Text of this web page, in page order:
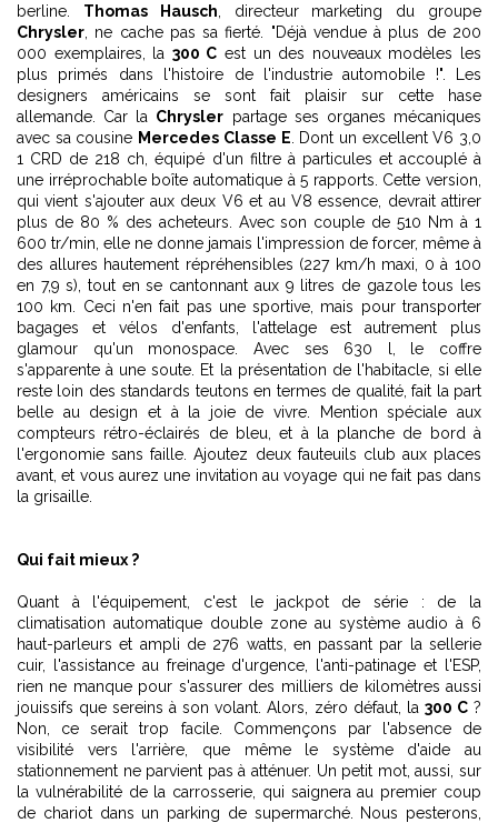
berline. Thomas Hausch , directeur marketing du groupe
Chrysler , ne cache pas sa fierté. "Déjà vendue à plus de 200
000 exemplaires, la 300 C est un des nouveaux modèles les
plus primés dans l'histoire de l'industrie automobile !". Les
designers américains se sont fait plaisir sur cette hase
allemande. Car la Chrysler partage ses organes mécaniques
avec sa cousine Mercedes Classe E . Dont un excellent V6 3,0
1 CRD de 218 ch, équipé d'un filtre à particules et accouplé à
une irréprochable boîte automatique à 5 rapports. Cette version,
qui vient s'ajouter aux deux V6 et au V8 essence, devrait attirer
plus de 80 % des acheteurs. Avec son couple de 510 Nm à 1
600 tr/min, elle ne donne jamais l'impression de forcer, même à
des allures hautement répréhensibles (227 km/h maxi, 0 à 100
en 7,9 s), tout en se cantonnant aux 9 litres de gazole tous les
100 km. Ceci n'en fait pas une sportive, mais pour transporter
bagages et vélos d'enfants, l'attelage est autrement plus
glamour qu'un monospace. Avec ses 630 l, le coffre
s'apparente à une soute. Et la présentation de l'habitacle, si elle
reste loin des standards teutons en termes de qualité, fait la part
belle au design et à la joie de vivre. Mention spéciale aux
compteurs rétro-éclairés de bleu, et à la planche de bord à
l'ergonomie sans faille. Ajoutez deux fauteuils club aux places
avant, et vous aurez une invitation au voyage qui ne fait pas dans
la grisaille.
Qui fait mieux ?
Quant à l'équipement, c'est le jackpot de série : de la
climatisation automatique double zone au système audio à 6
haut-parleurs et ampli de 276 watts, en passant par la sellerie
cuir, l'assistance au freinage d'urgence, l'anti-patinage et l'ESP,
rien ne manque pour s'assurer des milliers de kilomètres aussi
jouissifs que sereins à son volant. Alors, zéro défaut, la 300 C?
Non, ce serait trop facile. Commençons par l'absence de
visibilité vers l'arrière, que même le système d'aide au
stationnement ne parvient pas à atténuer. Un petit mot, aussi, sur
la vulnérabilité de la carrosserie, qui saignera au premier coup
de chariot dans un parking de supermarché. Nous pesterons,